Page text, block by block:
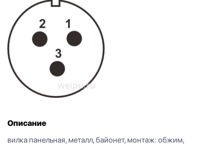
Описание
вилка панельная, металл, байонет, монтаж: обжим,